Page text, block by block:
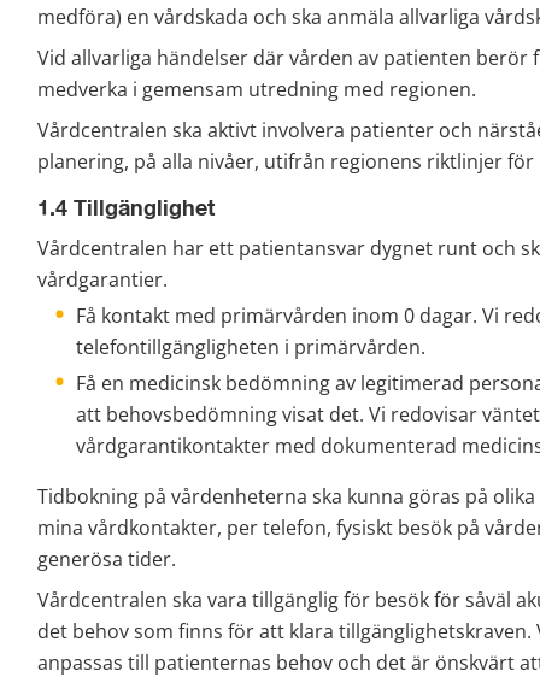
medföra) en vårdskada och ska anmäla allvarliga
Vid allvarliga händelser där vården av patienten berör
medverka i gemensam utredning med regionen.
Vårdcentralen ska aktivt involvera patienter och
planering, på alla nivåer, utifrån regionens riktlinjer
1.4 Tillgänglighet
Vårdcentralen har ett patientansvar dygnet runt och
vårdgarantier.
Få kontakt med primärvården inom 0 dagar. Vi
telefontillgängligheten i primärvården.
Få en medicinsk bedömning av legitimerad
att behovsbedömning visat det. Vi redovisar
vårdgarantikontakter med dokumenterad
Tidbokning på vårdenheterna ska kunna göras på
mina vårdkontakter, per telefon, fysiskt besök på
generösa tider.
Vårdcentralen ska vara tillgänglig för besök för såväl
det behov som finns för att klara
anpassas till patienternas behov och det är önskvärt